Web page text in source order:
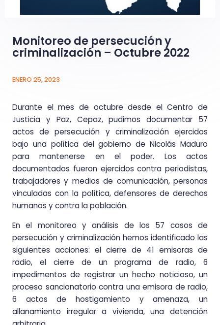
Monitoreo de persecución y
criminalización – Octubre 2022
ENERO 25, 2023
Durante el mes de octubre desde el Centro de
Justicia y Paz, Cepaz, pudimos documentar 57
actos de persecución y criminalizaciónejercidos
bajo una política del gobierno de Nicolás Maduro
para mantenerse en el poder. Los actos
documentados fueron ejercidos contra periodistas,
trabajadores y medios de comunicación, personas
vinculadas con la política, defensores de derechos
humanos y contra la población.
En el monitoreo y análisis de los 57 casos de
persecución y criminalización hemos identificado las
siguientes acciones: el cierre de 41 emisoras de
radio, el cierre de un programa de radio, 6
impedimentos de registrar un hecho noticioso, un
proceso sancionatorio contra una emisora de radio,
6 actos de hostigamiento y amenaza, un
allanamiento irregular a vivienda, una detención